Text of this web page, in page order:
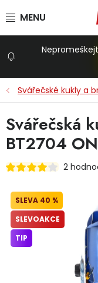
Stavba a dům
Dílna
Domácnost
Dětská hřiště
Svářečské kukly a
Svářečská
BT2704
2
40 %
SLEVOAKCE
TIP